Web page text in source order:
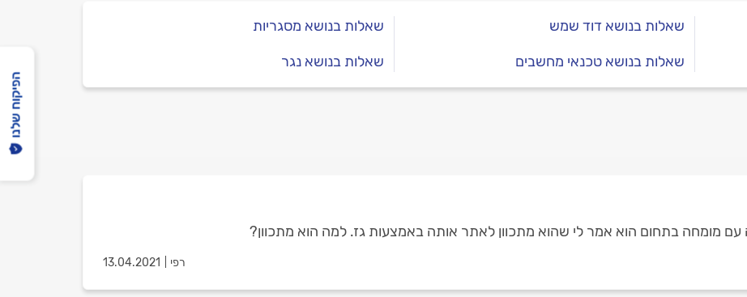
שאלות בנושא דוד שמש
שאלות בנושא טכנאי מחשבים
שאלות בנושא מסגריות
שאלות בנושא נגר
עם מומחה בתחום הוא אמר לי שהוא מתכוון לאתר אותה באמצעות גז. למה הוא מתכוון?
רפי 13.04.2021
הפיקוח שלנו